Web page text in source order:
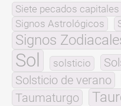
Siete pecados capitales
Signos Astrológicos
Signos
Sol solsticio
Solsticio de verano
Taumaturgo